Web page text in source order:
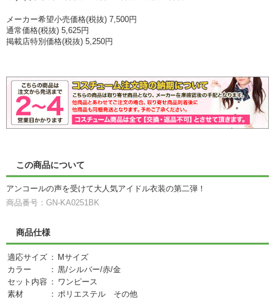
メーカー希望小売価格(税抜) 7,500円
通常価格(税抜) 5,625円
掲載店特別価格(税抜) 5,250円
この商品について
アンコールの声を受けて大人気アイドル衣装の第二弾！
商品番号：GN-KA0251BK
商品仕様
適応サイズ ： Mサイズ
カラー
： 黒/シルバー/赤/金
セット内容 ： ワンピース
素材
： ポリエステル その他